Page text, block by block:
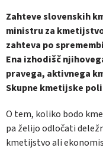
Zahteve slovenskih
ministru za
zahteva po
Ena izhodišč
pravega, aktivnega
Skupne kmetijske
O tem, koliko bodo
pa želijo odločati
kmetijstvo ali